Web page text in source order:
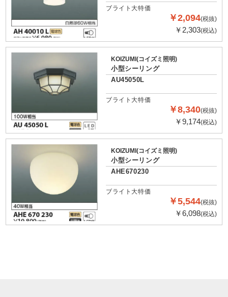
ブライト大特価
￥2,094(税抜)
￥2,303(税込)
KOIZUMI(コイズミ照明)
小型シーリング
AU45050L
ブライト大特価
￥8,340(税抜)
￥9,174(税込)
KOIZUMI(コイズミ照明)
小型シーリング
AHE670230
ブライト大特価
￥5,544(税抜)
￥6,098(税込)